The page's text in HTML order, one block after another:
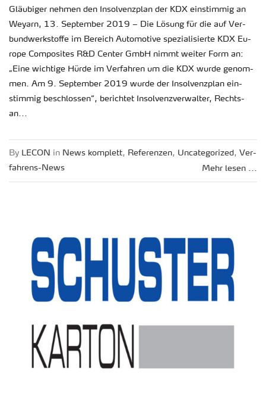
Gläu­bi­ger neh­men den In­sol­venz­plan der KDX ein­stim­mig an
Weyarn, 13. Sep­tem­ber 2019 – Die Lö­sung für die auf Ver­
bund­werk­stof­fe im Be­reich Au­to­mo­ti­ve spe­zia­li­sier­te KDX Eu­
ro­pe Com­po­si­tes R&D Cen­ter GmbH nimmt wei­ter Form an:
„Eine wich­ti­ge Hürde im Ver­fah­ren um die KDX wurde ge­nom­
men. Am 9. Sep­tem­ber 2019 wurde der In­sol­venz­plan ein­
stim­mig be­schlos­sen“, be­rich­tet In­sol­venz­ver­wal­ter, Rechts­
an...
Mehr lesen ...
By LECON in News kom­plett, Re­fe­ren­zen, Un­ca­te­go­ri­zed, Ver­
fah­rens-News